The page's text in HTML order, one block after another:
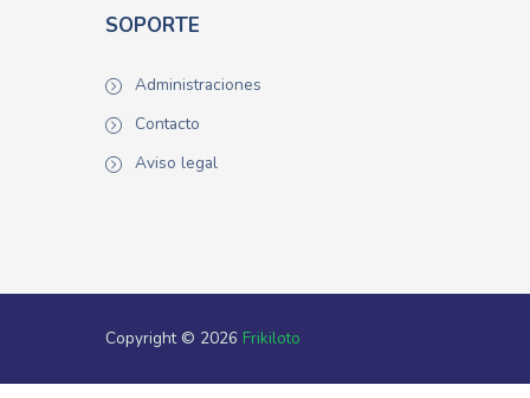
SOPORTE
Administraciones
Contacto
Aviso legal
Copyright © 2026 Frikiloto